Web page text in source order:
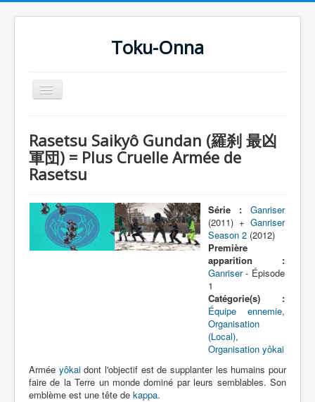
Toku-Onna
Basculer
la
Toku-Actrices
Toku-Critiques
Films
COSAA
Tetsujin Ganriser (鉄神 ガンライザ
Série
Rasetsu Saikyô Gundan (羅刹 最凶
軍団) = Plus Cruelle Armée de
Rasetsu
Série :
Ganriser
(2011) + Ganriser
Season 2(2012)
Première
apparition :
Ganriser- Épisode
1
Catégorie(s) :
Équipe ennemie,
Organisation
(Local),
Organisation yôkai
Armée yôkaidont l'objectif est de supplanter les humains pour
faire de la Terre un monde dominé par leurs semblables. Son
emblème est une tête de kappa.